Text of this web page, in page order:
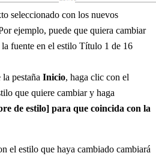
seleccionado con los nuevos
ejemplo, puede que quiera cambiar
fuente en el estilo Título 1 de 16
la pestaña Inicio, haga clic con el
que quiere cambiar y haga
de estilo] para que coincida con la
el estilo que haya cambiado cambiará